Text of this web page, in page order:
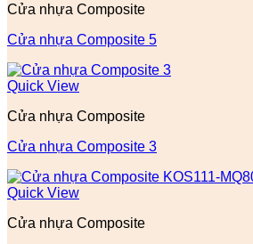
Cửa nhựa Composite
Cửa nhựa Composite 5
Quick View
Cửa nhựa Composite
Cửa nhựa Composite 3
Quick View
Cửa nhựa Composite